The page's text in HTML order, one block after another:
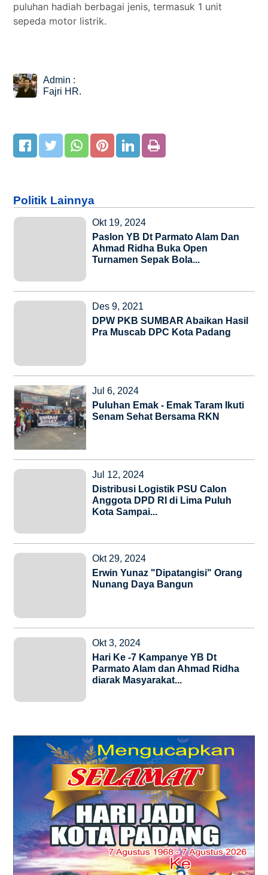
puluhan hadiah berbagai jenis, termasuk 1 unit
sepeda motor listrik.
Admin :
Fajri HR.
Politik Lainnya
Okt 19, 2024
Paslon YB Dt Parmato Alam Dan
Ahmad Ridha Buka Open
Turnamen Sepak Bola...
Des 9, 2021
DPW PKB SUMBAR Abaikan Hasil
Pra Muscab DPC Kota Padang
Jul 6, 2024
Puluhan Emak - Emak Taram Ikuti
Senam Sehat Bersama RKN
Jul 12, 2024
Distribusi Logistik PSU Calon
Anggota DPD RI di Lima Puluh
Kota Sampai...
Okt 29, 2024
Erwin Yunaz "Dipatangisi" Orang
Nunang Daya Bangun
Okt 3, 2024
Hari Ke -7 Kampanye YB Dt
Parmato Alam dan Ahmad Ridha
diarak Masyarakat...